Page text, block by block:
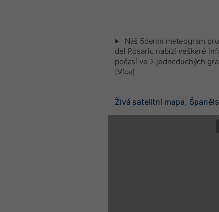
Náš 5denní meteogram
del Rosario nabízí veškeré
počasí ve 3 jednoduchých
[Více]
Živá satelitní mapa,